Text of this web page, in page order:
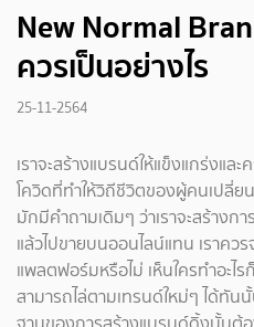
New Normal
ควรเป็นอย่างไร
25-11-2564
เราจะสร้างแบรนด์ให้แข็งแกร่งแล
โควิดที่ทำให้วิถีชีวิตของผู้คนเปลี่ย
มักมีคำถามเดิมๆ ว่าเราจะสร้างก
แล้วไปขายบนออนไลน์แทน เราควร
แพลตฟอร์มหรือไม่ เห็นใครทำอะไ
สามารถไล่ตามเทรนด์ใหม่ๆ ได้ทัน